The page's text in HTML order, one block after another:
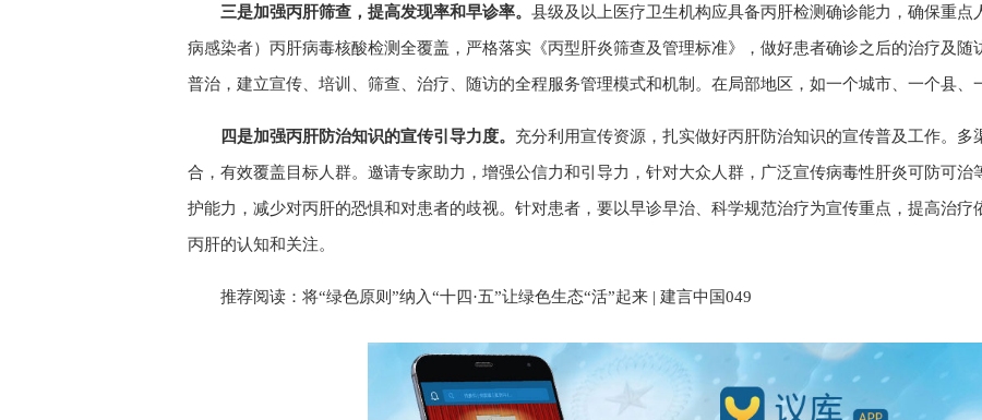
三是加强丙肝筛查，提高发现率和早诊率。 县级及以上医疗卫生机构应具备丙肝检测确诊能力，确保重
病感染者）丙肝病毒核酸检测全覆盖，严格落实《丙型肝炎筛查及管理标准》，做好患者确诊之后的治疗及
普治，建立宣传、培训、筛查、治疗、随访的全程服务管理模式和机制。在局部地区，如一个城市、一个县、
四是加强丙肝防治知识的宣传引导力度。 充分利用宣传资源，扎实做好丙肝防治知识的宣传普及工作。
合，有效覆盖目标人群。邀请专家助力，增强公信力和引导力，针对大众人群，广泛宣传病毒性肝炎可防可
护能力，减少对丙肝的恐惧和对患者的歧视。针对患者，要以早诊早治、科学规范治疗为宣传重点，提高治
丙肝的认知和关注。
推荐阅读： 将“绿色原则”纳入“十四·五”让绿色生态“活”起来 | 建言中国049